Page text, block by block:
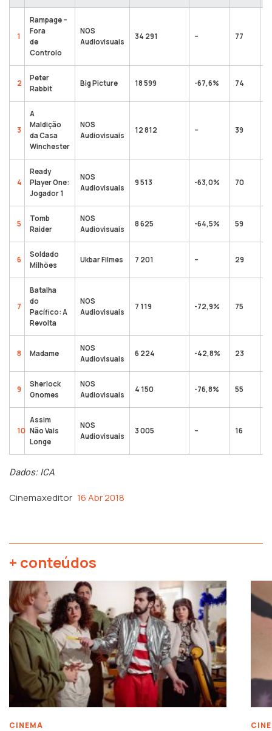
1
Rampage –
Fora
de
Controlo
NOS
Audiovisuais
34 291 – 77
2
Peter
Rabbit
Big Picture 18 599 -67,6% 74
3
A
Maldição
da Casa
Winchester
NOS
Audiovisuais
12 812 – 39
4
Ready
Player One:
Jogador 1
NOS
Audiovisuais
9 513 -63,0% 70
5
Tomb
Raider
NOS
Audiovisuais
8 625 -64,5% 59
6
Soldado
Milhões
Ukbar Filmes 7 201 – 29
7
Batalha
do
Pacífico: A
Revolta
NOS
Audiovisuais
7 119 -72,9% 75
8 Madame
NOS
Audiovisuais
6 224 -42,8% 23
9
Sherlock
Gnomes
NOS
Audiovisuais
4 150 -76,8% 55
10
Assim
Não Vais
Longe
NOS
Audiovisuais
3 005 – 16
Dados: ICA
Cinemaxeditor 16 Abr 2018
+ conteúdos
CINEMA